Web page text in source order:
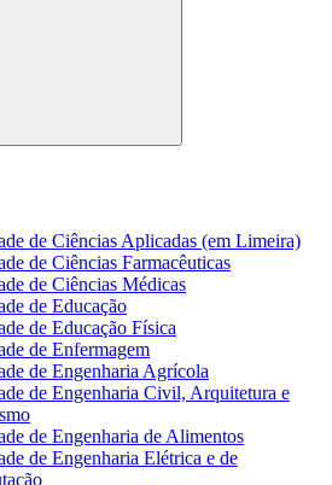
de Ciências Aplicadas (em Limeira)
de Ciências Farmacêuticas
de Ciências Médicas
de Educação
de Educação Física
de Enfermagem
de Engenharia Agrícola
de Engenharia Civil, Arquitetura e
de Engenharia de Alimentos
de Engenharia Elétrica e de